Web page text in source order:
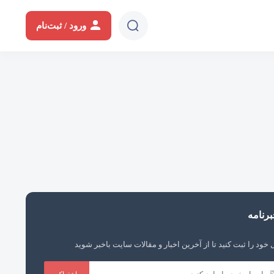
روز ساعت دقیقه
ورود / ثبت‌نام
خود را ثبت کنید تا از آخرین اخبار و مقالات سایت باخبر شوید